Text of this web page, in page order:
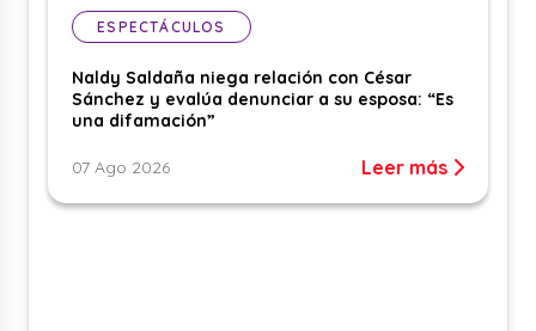
ESPECTÁCULOS
Naldy Saldaña niega relación con César
Sánchez y evalúa denunciar a su esposa: “Es
una difamación”
07 Ago 2026 Leer más